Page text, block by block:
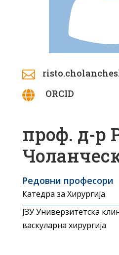

 ORCID
проф. д-р
Редовни професори
Катедра за Хирургија
ЈЗУ Универзитетска
васкуларна хирургија